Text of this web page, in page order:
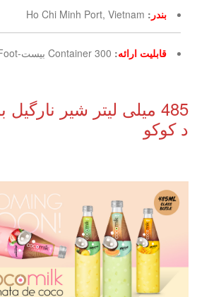
بندر :
Ho Chi Minh Port, Vietnam
قابلیت ارائه: 300 Container بیست-Foot/ماه ها
485 میلی لیتر شیر نارگیل
د کوکو